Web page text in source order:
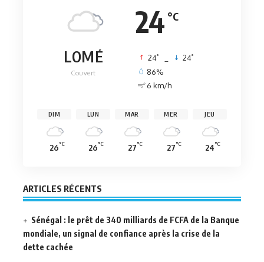
24 °C
LOMÉ
Couvert
24° 24°
86%
6 km/h
DIM
26°C
LUN
26°C
MAR
27°C
MER
27°C
JEU
24°C
ARTICLES RÉCENTS
Sénégal : le prêt de 340 milliards de FCFA de la Banque
mondiale, un signal de confiance après la crise de la
dette cachée